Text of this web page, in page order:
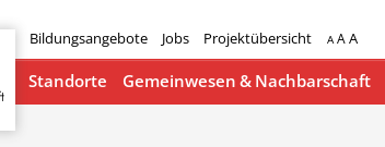
Bildungsangebote Jobs Projektübersicht A AA
Standorte Gemeinwesen & Nachbarschaft